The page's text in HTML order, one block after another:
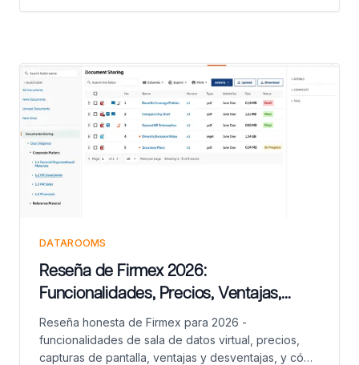
DATAROOMS
Reseña de Firmex 2026:
Funcionalidades, Precios, Ventajas,
Desventajas y Alternativas
Reseña honesta de Firmex para 2026 -
funcionalidades de sala de datos virtual, precios,
capturas de pantalla, ventajas y desventajas, y cómo